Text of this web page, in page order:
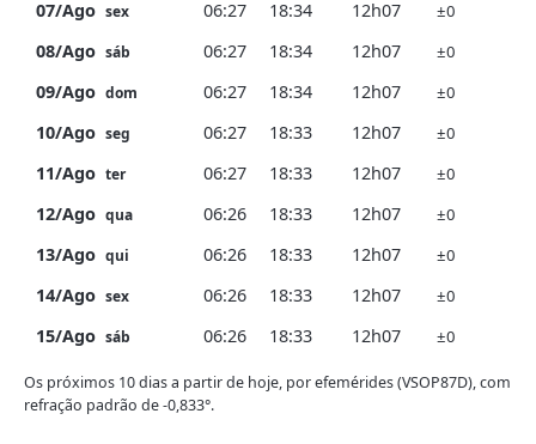
07/Ago sex 06:27 18:34 12h07 ±0
08/Ago sáb 06:27 18:34 12h07 ±0
09/Ago dom 06:27 18:34 12h07 ±0
10/Ago seg 06:27 18:33 12h07 ±0
11/Ago ter 06:27 18:33 12h07 ±0
12/Ago qua 06:26 18:33 12h07 ±0
13/Ago qui 06:26 18:33 12h07 ±0
14/Ago sex 06:26 18:33 12h07 ±0
15/Ago sáb 06:26 18:33 12h07 ±0
Os próximos 10 dias a partir de hoje, por efemérides (VSOP87D), com
refração padrão de -0,833°.